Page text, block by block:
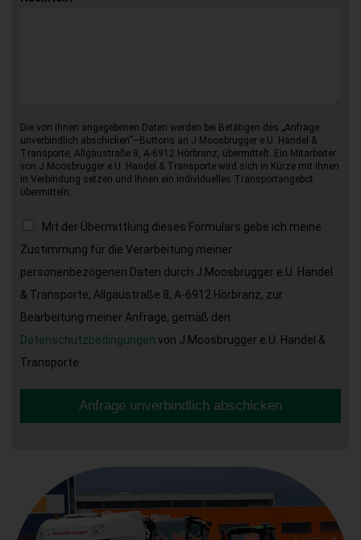
Die von Ihnen angegebenen Daten werden bei Betätigen des „Anfrage
unverbindlich abschicken“–Buttons an J.Moosbrugger e.U. Handel &
Transporte, Allgäustraße 8, A-6912 Hörbranz, übermittelt. Ein Mitarbeiter
von J.Moosbrugger e.U. Handel & Transporte wird sich in Kürze mit Ihnen
in Verbindung setzen und Ihnen ein individuelles Transportangebot
übermitteln.
Mit der Übermittlung dieses Formulars gebe ich meine
Zustimmung für die Verarbeitung meiner
personenbezogenen Daten durch J.Moosbrugger e.U. Handel
& Transporte, Allgäustraße 8, A-6912 Hörbranz, zur
Bearbeitung meiner Anfrage, gemäß den
Datenschutzbedingungen von J.Moosbrugger e.U. Handel &
Transporte.
Anfrage unverbindlich abschicken